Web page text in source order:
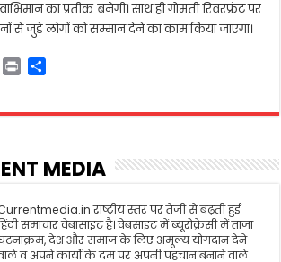
का प्रतीक बनेगी। साथ ही गोमती रिवरफ्रंट पर
से जुड़े लोगों को सम्मान देने का काम किया जाएगा।
W
P
n
r
MEDIA
राष्ट्रीय स्तर पर तेजी से बढ़ती हुई
समाचार वेबासाइट है। वेबसाइट में ब्यूरोक्रेसी में ताजा
देश और समाज के लिए अमूल्य योगदान देने
व अपने कार्यो के दम पर अपनी पहचान बनाने वाले